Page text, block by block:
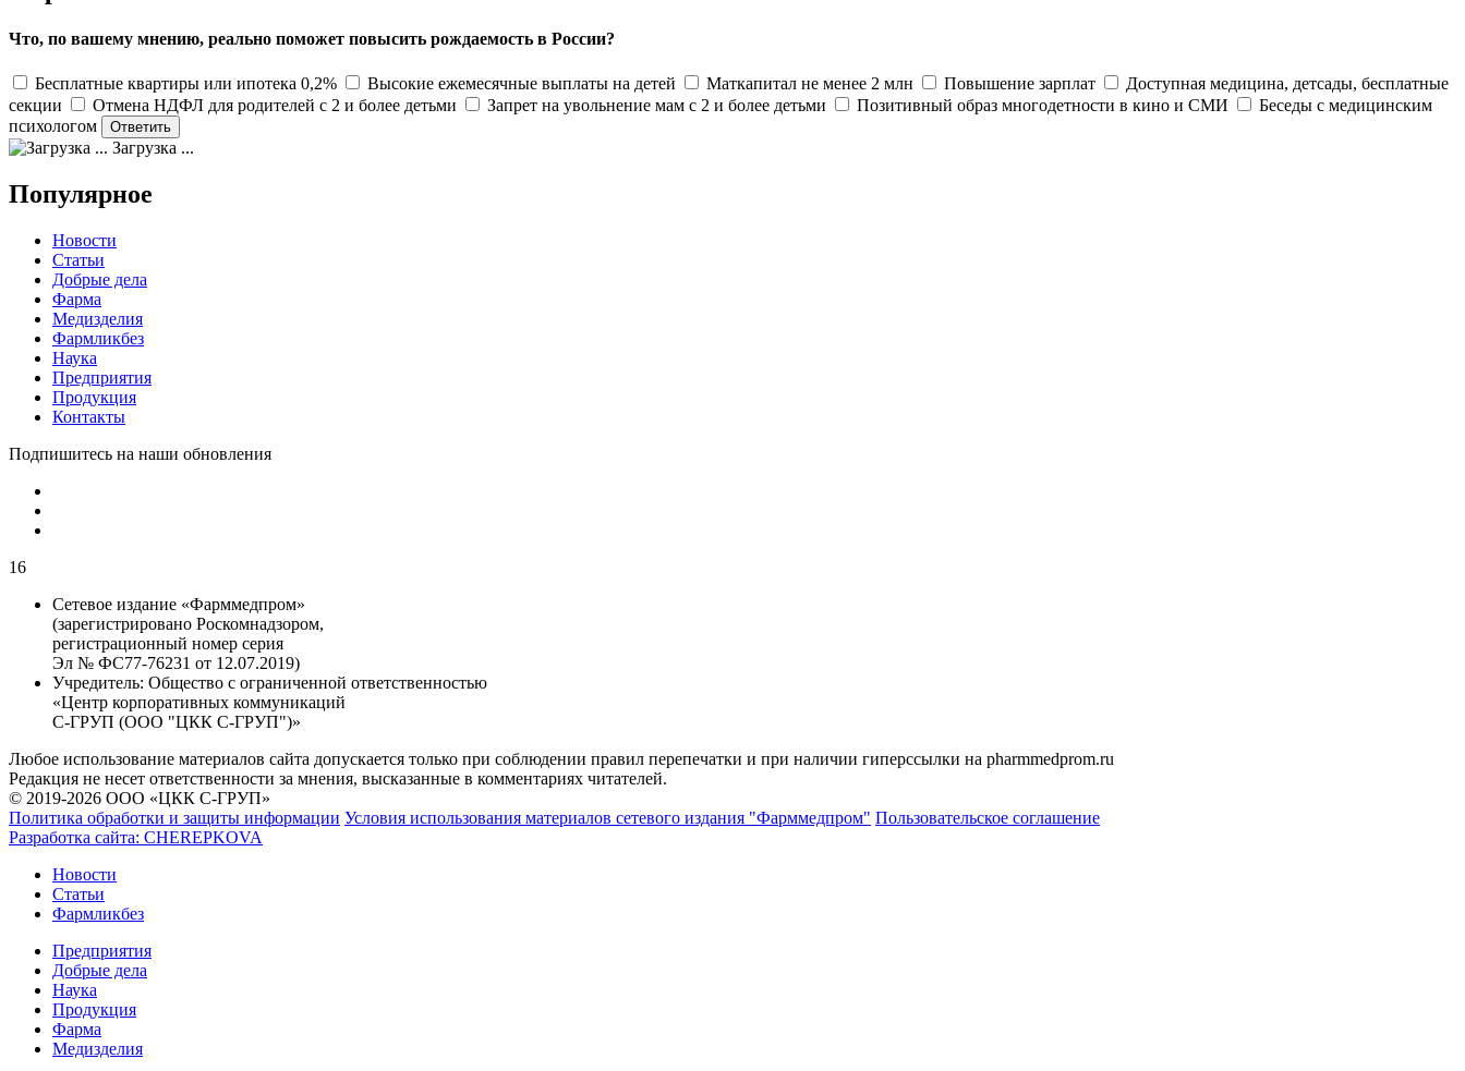
Что, по вашему мнению, реально поможет повысить рождаемость в России?
Бесплатные квартиры или ипотека 0,2% Высокие ежемесячные выплаты на детей Маткапитал не менее 2 млн Повышение зарплат
Доступная медицина, детсады, бесплатные
секции
Отмена НДФЛ для родителей с 2 и более детьми Запрет на увольнение мам с 2 и более детьми Позитивный образ многодетности в кино и СМИ
Беседы с медицинским
психологом
Загрузка ...
Популярное
Новости
Статьи
Добрые дела
Фарма
Медизделия
Фармликбез
Наука
Предприятия
Продукция
Контакты
Подпишитесь на наши обновления
16
Сетевое издание «Фарммедпром»
(зарегистрировано Роскомнадзором,
регистрационный номер серия
Эл № ФС77-76231 от 12.07.2019)
Учредитель: Общество с ограниченной ответственностью
«Центр корпоративных коммуникаций
С-ГРУП (ООО "ЦКК С-ГРУП")»
Любое использование материалов сайта допускается только при соблюдении правил перепечатки и при наличии гиперссылки на pharmmedprom.ru
Редакция не несет ответственности за мнения, высказанные в комментариях читателей.
© 2019-2026 ООО «ЦКК С-ГРУП»
Политика обработки и защиты информации Условия использования материалов сетевого издания "Фарммедпром" Пользовательское соглашение
Разработка сайта: CHEREPKOVA
Новости
Статьи
Фармликбез
Предприятия
Добрые дела
Наука
Продукция
Фарма
Медизделия